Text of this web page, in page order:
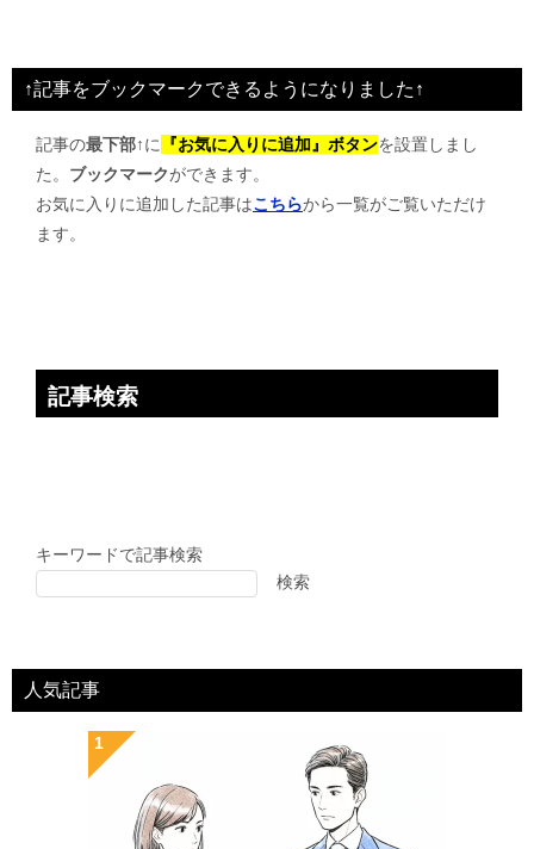
ビ
ゲ
↑記事をブックマークできるようになりました↑
記事の最下部↑に 『お気に入りに追加』ボタンを設置しまし
た。 ブックマークができます。
お気に入りに追加した記事はこちらから一覧がご覧いただけ
ます。
記事検索
キーワードで記事検索
検索
人気記事